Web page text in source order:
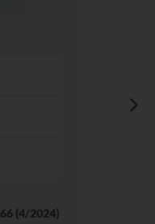
(4/2024)